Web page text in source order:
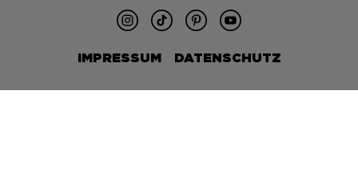
IMPRESSUM DATENSCHUTZ